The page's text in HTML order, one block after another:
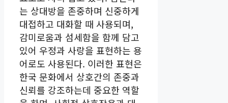
는 상대방을 존중하며 신중하게
대접하고 대화할 때 사용되며,
감미로움과 섬세함을 함께 담고
있어 우정과 사랑을 표현하는 용
어로도 사용된다. 이러한 표현은
한국 문화에서 상호간의 존중과
신뢰를 강조하는데 중요한 역할